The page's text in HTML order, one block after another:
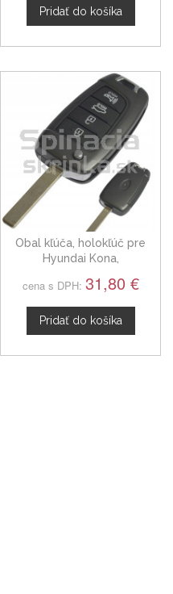
Pridať do košíka
Obal kľúča, holokľúč pre
Hyundai Kona,
cena s DPH: 31,80 €
Pridať do košíka